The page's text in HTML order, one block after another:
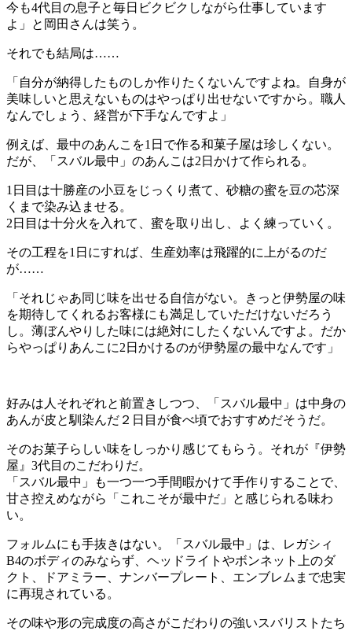
今も4代目の息子と毎日ビクビクしながら仕事しています
よ」と岡田さんは笑う。
それでも結局は……
「自分が納得したものしか作りたくないんですよね。自身が
美味しいと思えないものはやっぱり出せないですから。職人
なんでしょう、経営が下手なんですよ」
例えば、最中のあんこを1日で作る和菓子屋は珍しくない。
だが、「スバル最中」のあんこは2日かけて作られる。
1日目は十勝産の小豆をじっくり煮て、砂糖の蜜を豆の芯深
くまで染み込ませる。
2日目は十分火を入れて、蜜を取り出し、よく練っていく。
その工程を1日にすれば、生産効率は飛躍的に上がるのだ
が……
「それじゃあ同じ味を出せる自信がない。きっと伊勢屋の味
を期待してくれるお客様にも満足していただけないだろう
し。薄ぼんやりした味には絶対にしたくないんですよ。だか
らやっぱりあんこに2日かけるのが伊勢屋の最中なんです」
好みは人それぞれと前置きしつつ、「スバル最中」は中身の
あんが皮と馴染んだ２日目が食べ頃でおすすめだそうだ。
そのお菓子らしい味をしっかり感じてもらう。それが『伊勢
屋』3代目のこだわりだ。
「スバル最中」も一つ一つ手間暇かけて手作りすることで、
甘さ控えめながら「これこそが最中だ」と感じられる味わ
い。
フォルムにも手抜きはない。「スバル最中」は、レガシィ
B4のボディのみならず、ヘッドライトやボンネット上のダ
クト、ドアミラー、ナンバープレート、エンブレムまで忠実
に再現されている。
その味や形の完成度の高さがこだわりの強いスバリストたち